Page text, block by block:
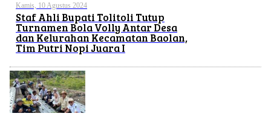
Kamis, 10 Agustus 2024
Staf Ahli Bupati Tolitoli Tutup
Turnamen Bola Volly Antar Desa
dan Kelurahan Kecamatan Baolan,
Tim Putri Nopi Juara I